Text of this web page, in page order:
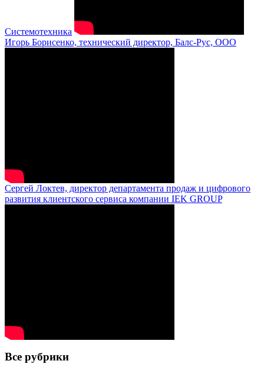
Системотехника
Игорь Борисенко, технический директор, Балс-Рус, ООО
Сергей Локтев, директор департамента продаж и цифрового
развития клиентского сервиса компании IEK GROUP
Все рубрики